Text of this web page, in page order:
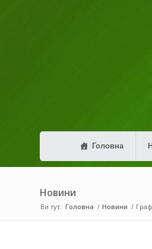
Головна
Новини
Ви тут: Головна / Новини /